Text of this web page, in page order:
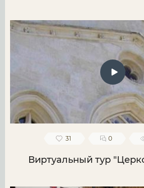
31 0
Виртуальный тур